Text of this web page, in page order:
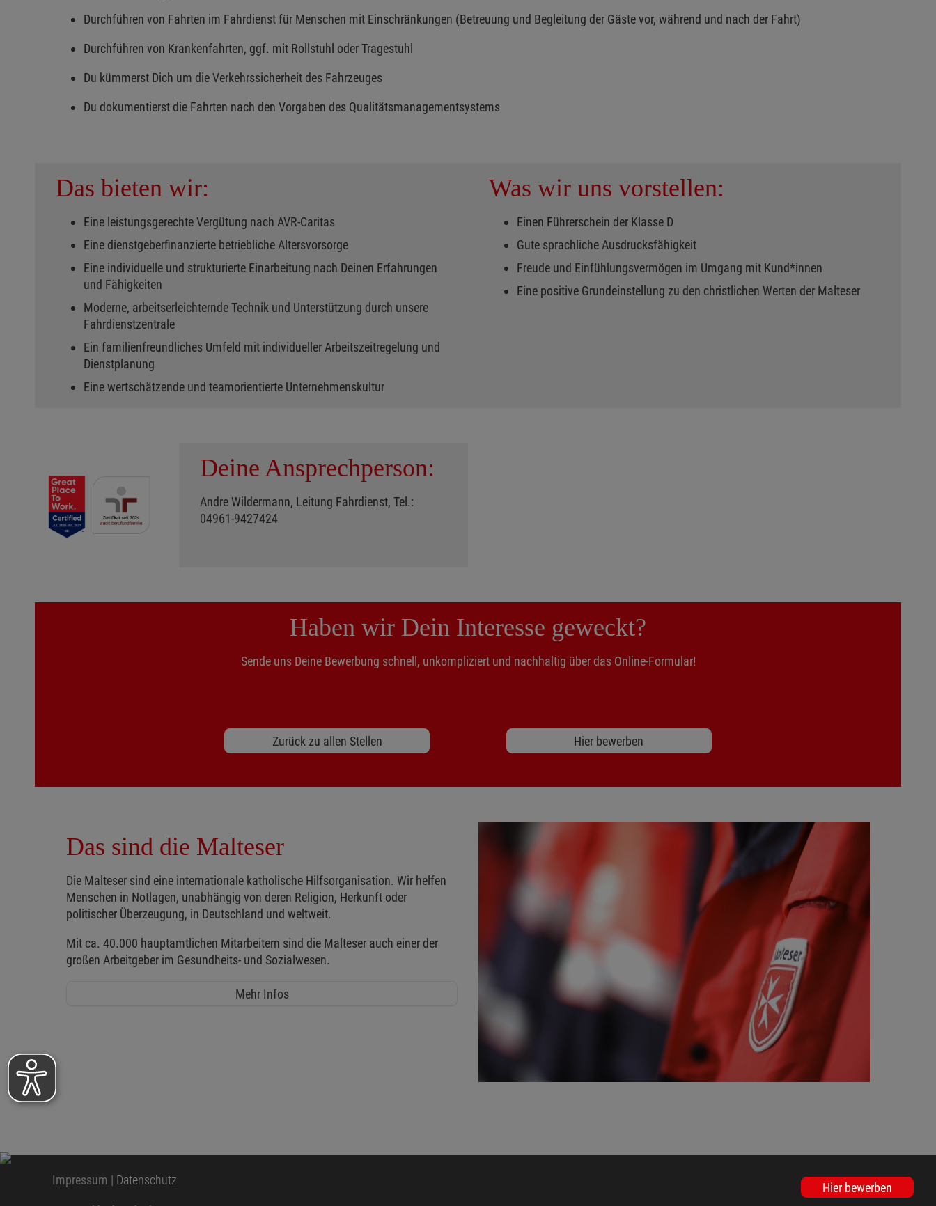
Durchführen von Fahrten im Fahrdienst für Menschen mit Einschränkungen (Betreuung und Begleitung der Gäste vor, während und nach der Fahrt)
Durchführen von Krankenfahrten, ggf. mit Rollstuhl oder Tragestuhl
Du kümmerst Dich um die Verkehrssicherheit des Fahrzeuges
Du dokumentierst die Fahrten nach den Vorgaben des Qualitätsmanagementsystems
Das bieten wir:
Eine leistungsgerechte Vergütung nach AVR-Caritas
Eine dienstgeberfinanzierte betriebliche Altersvorsorge
Eine individuelle und strukturierte Einarbeitung nach Deinen Erfahrungen
und Fähigkeiten
Moderne, arbeitserleichternde Technik und Unterstützung durch unsere
Fahrdienstzentrale
Ein familienfreundliches Umfeld mit individueller Arbeitszeitregelung und
Dienstplanung
Eine wertschätzende und teamorientierte Unternehmenskultur
Was wir uns vorstellen:
Einen Führerschein der Klasse D
Gute sprachliche Ausdrucksfähigkeit
Freude und Einfühlungsvermögen im Umgang mit Kund*innen
Eine positive Grundeinstellung zu den christlichen Werten der Malteser
Deine Ansprechperson:
Andre Wildermann, Leitung Fahrdienst, Tel.:
04961-9427424
Haben wir Dein Interesse geweckt?
Sende uns Deine Bewerbung schnell, unkompliziert und nachhaltig über das Online-Formular!
Zurück zu allen Stellen Hier bewerben
Hier bewerben
Das sind die Malteser
Die Malteser sind eine internationale katholische Hilfsorganisation. Wir helfen
Menschen in Notlagen, unabhängig von deren Religion, Herkunft oder
politischer Überzeugung, in Deutschland und weltweit.
Mit ca. 40.000 hauptamtlichen Mitarbeitern sind die Malteser auch einer der
großen Arbeitgeber im Gesundheits- und Sozialwesen.
Mehr Infos
Impressum | Datenschutz